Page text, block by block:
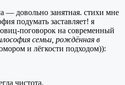
— довольно занятная. стихи мне
подумать заставляет! я
поговорок на современный
семьи, рождённая в
и лёгкости подходом)):
чистота.